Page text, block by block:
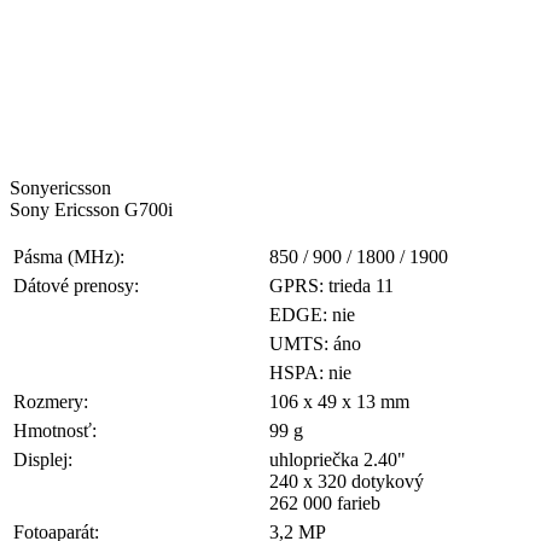
Sonyericsson
Sony Ericsson G700i
Pásma (MHz):
850 / 900 / 1800 / 1900
Dátové prenosy:
GPRS: trieda 11
EDGE: nie
UMTS: áno
HSPA: nie
Rozmery:
106 x 49 x 13 mm
Hmotnosť:
99 g
Displej:
uhlopriečka 2.40"
240 x 320 dotykový
262 000 farieb
Fotoaparát:
3,2 MP